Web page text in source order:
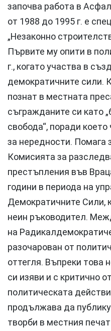
започва работа в
от 1988 до 1995 г. е
„Незаконно
Първите му опити в
г., когато участва в
демократичните сили.
познат в местната
съгражданите си като
свобода“, поради
за нередности. Помага
Комисията за
престъпления във
години в периода на
Демократичните Сили,
неин ръководител.
на
разочарован от
оттегля. Въпреки това
си изяви и с критично
политическата
продължава да
творби в местния